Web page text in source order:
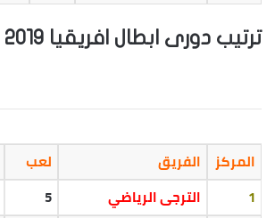
ترتيب دورى ابطال افريقيا 2019
المركز الفريق لعب
1
الترجى الرياضي 5